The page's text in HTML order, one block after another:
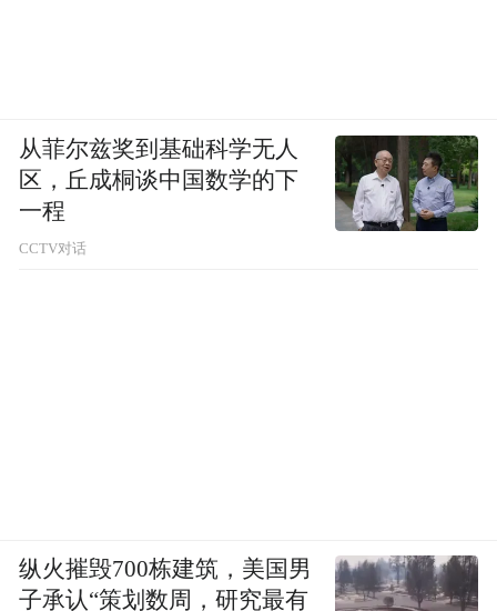
从菲尔兹奖到基础科学无人
区，丘成桐谈中国数学的下
一程
CCTV对话
纵火摧毁700栋建筑，美国男
子承认“策划数周，研究最有